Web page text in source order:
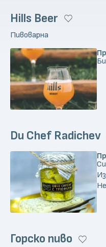
Hills Beer
Пивоварна
Du Chef Radichev
Горско пиво